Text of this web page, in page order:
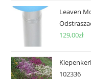
Leaven
129,00zł
102336